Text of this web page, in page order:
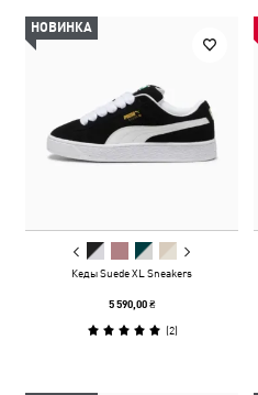
НОВИНКА
Кеды Suede XL Sneakers
5 590,00 ₴
(2)